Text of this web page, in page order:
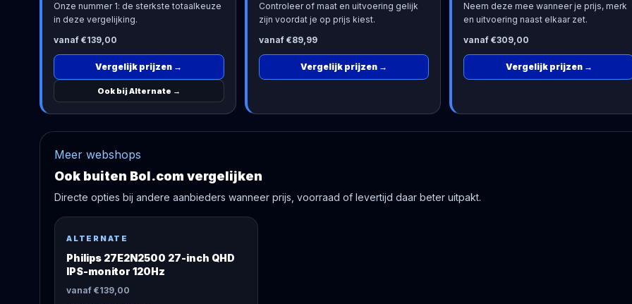
Onze nummer 1: de sterkste totaalkeuze
in deze vergelijking.
vanaf €139,00
Vergelijk prijzen →
Ook bij Alternate →
Controleer of maat en uitvoering gelijk
zijn voordat je op prijs kiest.
vanaf €89,99
Vergelijk prijzen→
Neem deze mee wanneer je prijs, merk
en uitvoering naast elkaar zet.
vanaf €309,00
Vergelijk prijzen→
Meer webshops
Ook buiten Bol.com vergelijken
Directe opties bij andere aanbieders wanneer prijs, voorraad of levertijd daar beter uitpakt.
ALTERNATE
Philips 27E2N2500 27-inch QHD
IPS-monitor 120Hz
vanaf €139,00